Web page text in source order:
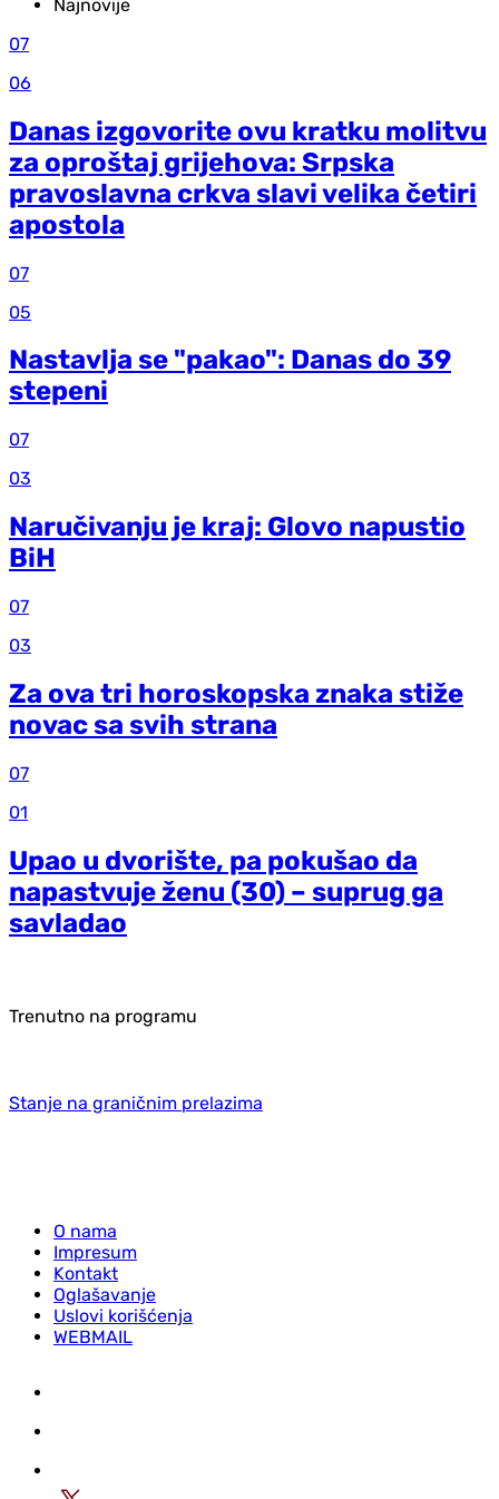
Najnovije
07
06
Danas izgovorite ovu kratku molitvu
za oproštaj grijehova: Srpska
pravoslavna crkva slavi velika četiri
apostola
07
05
Nastavlja se "pakao": Danas do 39
stepeni
07
03
Naručivanju je kraj: Glovo napustio
BiH
07
03
Za ova tri horoskopska znaka stiže
novac sa svih strana
07
01
Upao u dvorište, pa pokušao da
napastvuje ženu (30) – suprug ga
savladao
Trenutno na programu
Stanje na graničnim prelazima
O nama
Impresum
Kontakt
Oglašavanje
Uslovi korišćenja
WEBMAIL